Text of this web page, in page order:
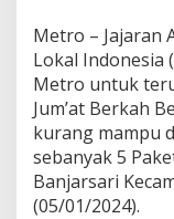
Metro – Jajaran
Lokal Indonesia
Metro untuk
Jum’at Berkah
kurang mampu
sebanyak 5
Banjarsari
(05/01/2024).